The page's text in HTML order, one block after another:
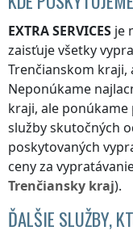
EXTRA SERVICES je
zaisťuje všetky
Trenčianskom kraji,
Neponúkame
kraji, ale
služby skutočných
poskytovaných
ceny za
Trenčiansky kraj).
ĎALŠIE SLUŽBY,